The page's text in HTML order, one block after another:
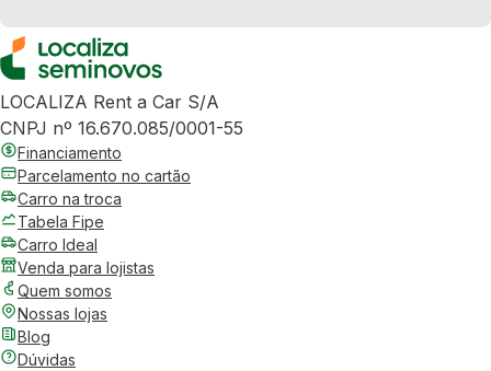
LOCALIZA Rent a Car S/A
CNPJ nº 16.670.085/0001-55
Financiamento
Parcelamento no cartão
Carro na troca
Tabela Fipe
Carro Ideal
Venda para lojistas
Quem somos
Nossas lojas
Blog
Dúvidas